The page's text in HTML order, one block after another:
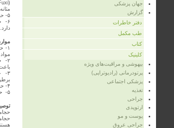
۵- حجامت موضعی: این نوع حجامت پس از تشخیص پزشک معالج تجویز می‌شود و در قسمت‌های مختلف بدن انجام می‌گیرد.
۶-
دارد.
۱-
۲-
۳-
۴- حجامت جوش‌ها، کورک‌ها، دمل‌ها، آلرژی، خارش و ریزش مو را بهبود می‌بخشد.
۵- حجامت درد اندام‌ها را کاهش می‌دهد و قوای جنسی را تقویت می‌کند.
جهان پزشکی
گزارش
دفتر خاطرات
طب مکمل
کتاب
کلینیک
بیهوشی و مراقبت‌های ویژه
پرتودرمانی (رادیوتراپی)
پزشکی اجتماعی
تغذیه
جراحی
ارتوپدی
پوست و مو
جراحی عروق